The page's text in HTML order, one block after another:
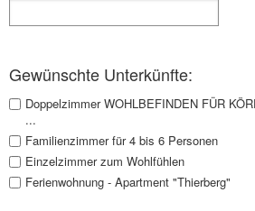
Gewünschte Unterkünfte:
Doppelzimmer WOHLBEFINDEN FÜR
...
Familienzimmer für 4 bis 6 Personen
Einzelzimmer zum Wohlfühlen
Ferienwohnung - Apartment "Thierberg"